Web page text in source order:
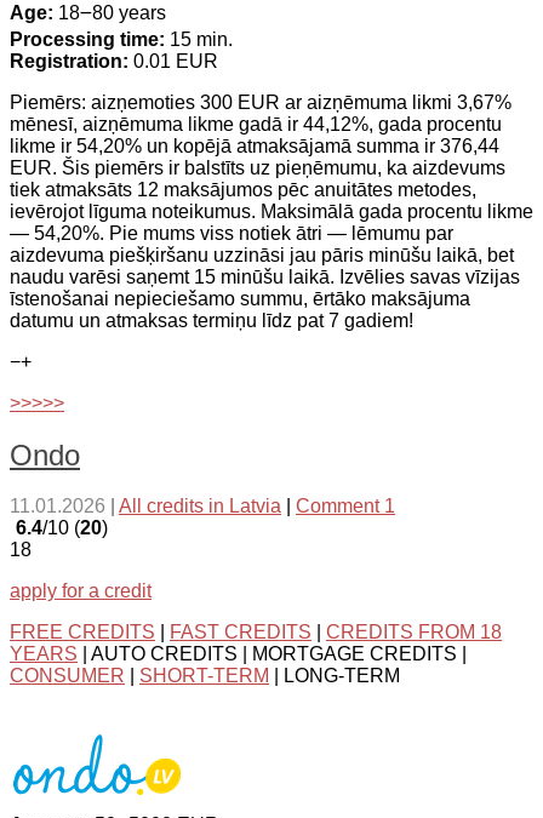
Age: 18౼80 years
Processing time: 15 min.
Registration: 0.01 EUR
Piemērs: aizņemoties 300 EUR ar aizņēmuma likmi 3,67%
mēnesī, aizņēmuma likme gadā ir 44,12%, gada procentu
likme ir 54,20% un kopējā atmaksājamā summa ir 376,44
EUR. Šis piemērs ir balstīts uz pieņēmumu, ka aizdevums
tiek atmaksāts 12 maksājumos pēc anuitātes metodes,
ievērojot līguma noteikumus. Maksimālā gada procentu likme
— 54,20%. Pie mums viss notiek ātri — lēmumu par
aizdevuma piešķiršanu uzzināsi jau pāris minūšu laikā, bet
naudu varēsi saņemt 15 minūšu laikā. Izvēlies savas vīzijas
īstenošanai nepieciešamo summu, ērtāko maksājuma
datumu un atmaksas termiņu līdz pat 7 gadiem!
−+
>>>>>
Ondo
11.01.2026 All credits in Latvia
Comment 1
6.4/10 (20)
18
apply for a credit
FREE CREDITS
FAST CREDITS
CREDITS FROM 18
YEARS | AUTO CREDITS | MORTGAGE CREDITS |
CONSUMER
SHORT-TERM | LONG-TERM